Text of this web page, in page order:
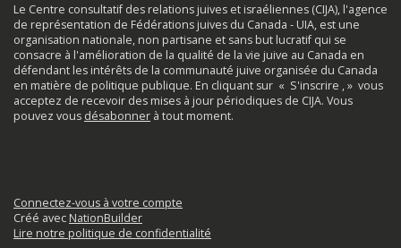
Le Centre consultatif des relations juives et israéliennes (CIJA), l'agence
de représentation de Fédérations juives du Canada - UIA, est une
organisation nationale, non partisane et sans but lucratif qui se
consacre à l'amélioration de la qualité de la vie juive au Canada en
défendant les intérêts de la communauté juive organisée du Canada
en matière de politique publique. En cliquant sur « S'inscrire , » vous
acceptez de recevoir des mises à jour périodiques de CIJA. Vous
pouvez vous désabonner à tout moment.
Connectez-vous à votre compte
Créé avec NationBuilder
Lire notre politique de confidentialité